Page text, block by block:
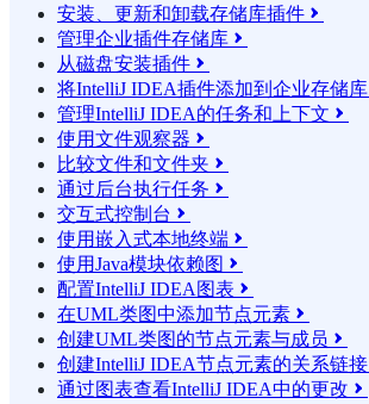
安装、更新和卸载存储库插件 
管理企业插件存储库 
从磁盘安装插件 
将IntelliJ IDEA插件添加到企业存储库
管理IntelliJ IDEA的任务和上下文 
使用文件观察器 
比较文件和文件夹 
通过后台执行任务 
交互式控制台 
使用嵌入式本地终端 
使用Java模块依赖图 
配置IntelliJ IDEA图表 
在UML类图中添加节点元素 
创建UML类图的节点元素与成员 
创建IntelliJ IDEA节点元素的关系链接
通过图表查看IntelliJ IDEA中的更改 